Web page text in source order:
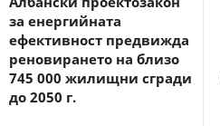
за енергийната
ефективност предвижда
реновирането на близо
745 000 жилищни сгради
до 2050 г.